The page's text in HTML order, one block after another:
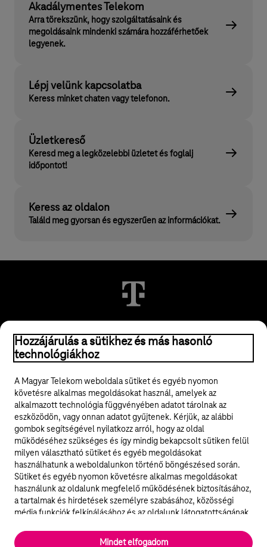
Akadálymentes Telekom
Arra törekszünk, hogy szolgáltatásaink és
megoldásaink mindenki számára hozzáférhetőek
legyenek.
Lépj velünk kapcsolatba
Keress minket chaten vagy telefonon.
Üzletkereső
Keresd meg a legközelebbi üzletet és foglalj
időpontot!
Keress az oldalon
Találd meg gyorsan és egyszerűen az információkat.
© 2026 Magyar Telekom Nyrt.
ÁSZF
Adatvédelem
Felhívások
Hírlevél
Közösségi média
Cookie beállítások
Hozzájárulás a sütikhez és más hasonló
technológiákhoz
A Magyar Telekom weboldala sütiket és egyéb nyomon
követésre alkalmas megoldásokat használ, amelyek az
alkalmazott technológia függvényében adatot tárolnak az
eszközödön, vagy onnan adatot gyűjtenek. Kérjük, az alábbi
gombok segítségével nyilatkozz arról, hogy az oldal
működéséhez szükséges és így mindig bekapcsolt sütiken felül
milyen választható sütiket és egyéb megoldásokat
használhatunk a weboldalunkon történő böngészésed során.
Sütiket és egyéb nyomon követésre alkalmas megoldásokat
használunk az oldalunk megfelelő működésének biztosításához,
a tartalmak és hirdetések személyre szabásához, közösségi
média funkciók felkínálásához és az oldalunk látogatottságának
elengedhetetlenek a weboldal működéséhez és nem lehet
Mindet elfogadom